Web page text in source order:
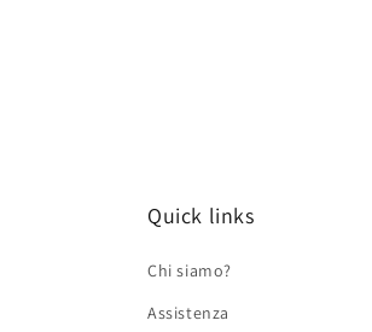
Quick links
Chi siamo?
Assistenza